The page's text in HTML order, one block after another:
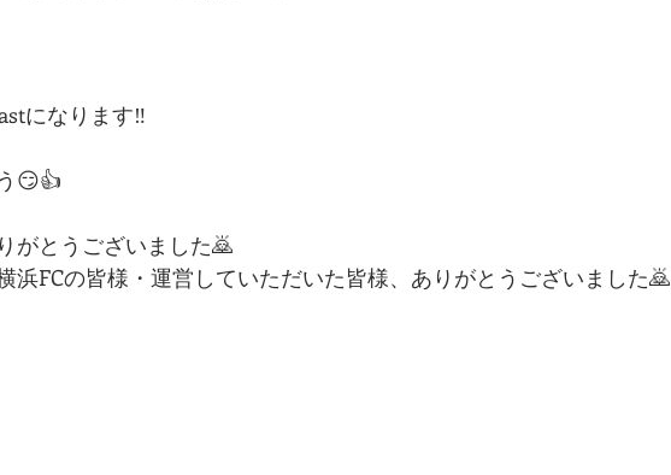
になります‼️
😏👍
がとうございました🙇
浜FCの皆様・運営していただいた皆様、ありがとうございました🙇